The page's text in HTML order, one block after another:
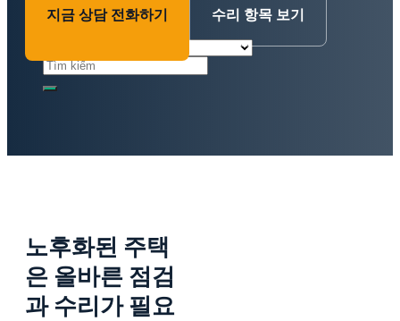
검
색:
지금 상담 전화하기 수리 항목 보기
노후화된 주택
은 올바른 점검
과 수리가 필요